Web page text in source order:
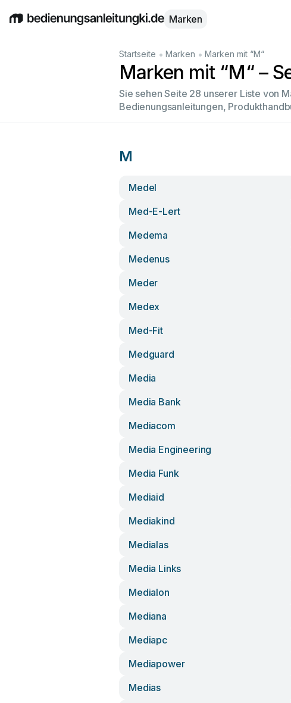
EnglishDeutschEspañolItalianoFrançais
Marken
Startseite • Marken • Marken mit “M“
Marken mit “M“ –
Sie sehen Seite 28 unserer Liste von
Bedienungsanleitungen,
M
Medel
Med-E-Lert
Medema
Medenus
Meder
Medex
Med-Fit
Medguard
Media
Media Bank
Mediacom
Media Engineering
Media Funk
Mediaid
Mediakind
Medialas
Media Links
Medialon
Mediana
Mediapc
Mediapower
Medias